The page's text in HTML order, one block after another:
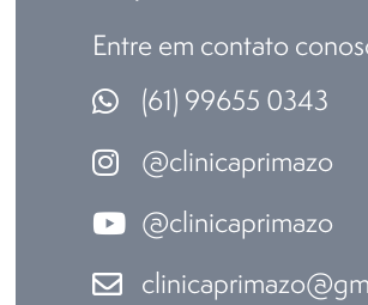
Entre em contato
(61) 99655 0343
@clinicaprimazo
@clinicaprimazo